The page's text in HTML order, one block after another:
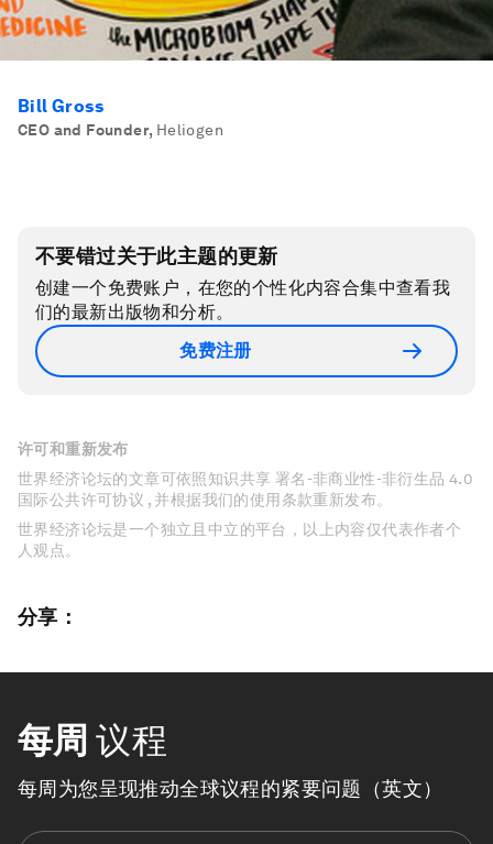
Bill Gross
CEO and Founder, Heliogen
不要错过关于此主题的更新
创建一个免费账户，在您的个性化内容合集中查看我
们的最新出版物和分析。
免费注册
许可和重新发布
世界经济论坛的文章可依照知识共享 署名-非商业性-非衍生品 4.0
国际公共许可协议 , 并根据我们的使用条款重新发布。
世界经济论坛是一个独立且中立的平台，以上内容仅代表作者个
人观点。
分享：
每周 议程
每周为您呈现推动全球议程的紧要问题（英文）